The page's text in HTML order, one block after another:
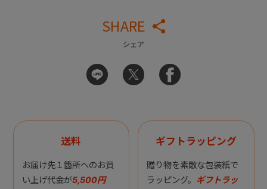
SHARE
シェア
送料
お届け先１箇所へのお買
い上げ代金が5,500円
ギフトラッピング
贈り物を素敵な包装紙で
ラッピング。 ギフトラッ